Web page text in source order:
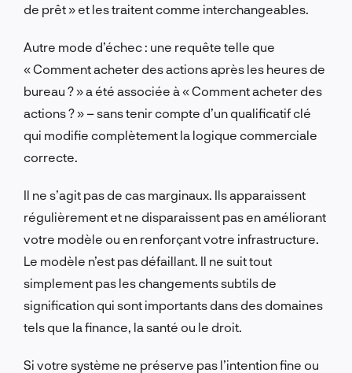
de prêt » et les traitent comme interchangeables.
Autre mode d’échec : une requête telle que
« Comment acheter des actions après les heures de
bureau ? » a été associée à « Comment acheter des
actions ? » – sans tenir compte d’un qualificatif clé
qui modifie complètement la logique commerciale
correcte.
Il ne s’agit pas de cas marginaux. Ils apparaissent
régulièrement et ne disparaissent pas en améliorant
votre modèle ou en renforçant votre infrastructure.
Le modèle n’est pas défaillant. Il ne suit tout
simplement pas les changements subtils de
signification qui sont importants dans des domaines
tels que la finance, la santé ou le droit.
Si votre système ne préserve pas l’intention fine ou